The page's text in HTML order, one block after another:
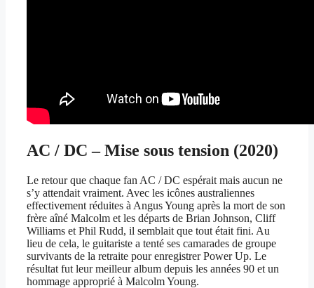
AC / DC – Mise sous tension (2020)
Le retour que chaque fan AC / DC espérait mais aucun ne
s’y attendait vraiment. Avec les icônes australiennes
effectivement réduites à Angus Young après la mort de son
frère aîné Malcolm et les départs de Brian Johnson, Cliff
Williams et Phil Rudd, il semblait que tout était fini. Au
lieu de cela, le guitariste a tenté ses camarades de groupe
survivants de la retraite pour enregistrer Power Up. Le
résultat fut leur meilleur album depuis les années 90 et un
hommage approprié à Malcolm Young.